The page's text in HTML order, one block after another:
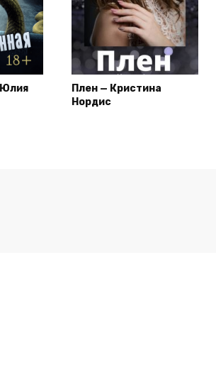
Юлия
Плен — Кристина
Нордис